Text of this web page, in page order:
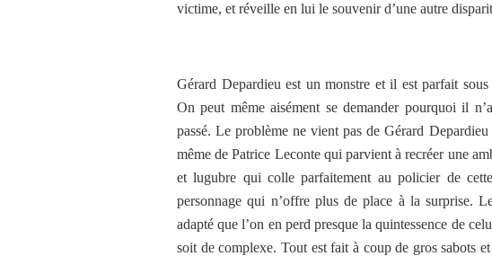
victime, et réveille en lui le souvenir d’une autre
Gérard Depardieu est un monstre et il est parfait
On peut même aisément se demander pourquoi il
passé. Le problème ne vient pas de Gérard
même de Patrice Leconte qui parvient à recréer une
et lugubre qui colle parfaitement au policier de
personnage qui n’offre plus de place à la surprise.
adapté que l’on en perd presque la quintessence de
soit de complexe. Tout est fait à coup de gros sabots